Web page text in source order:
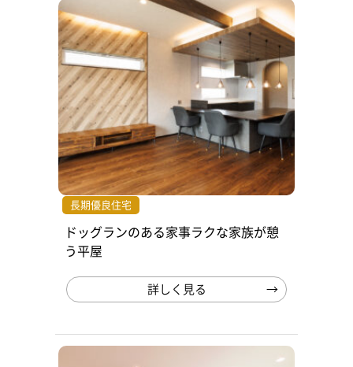
長期優良住宅
ドッグランのある家事ラクな家族が憩
う平屋
詳しく見る